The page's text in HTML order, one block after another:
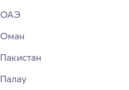
ОАЭ
Оман
Пакистан
Палау